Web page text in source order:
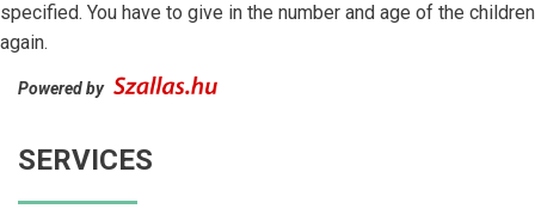
specified. You have to give in the number and age of the children
again.
Powered by
SERVICES